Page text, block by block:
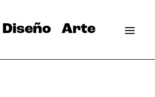
Diseño Arte